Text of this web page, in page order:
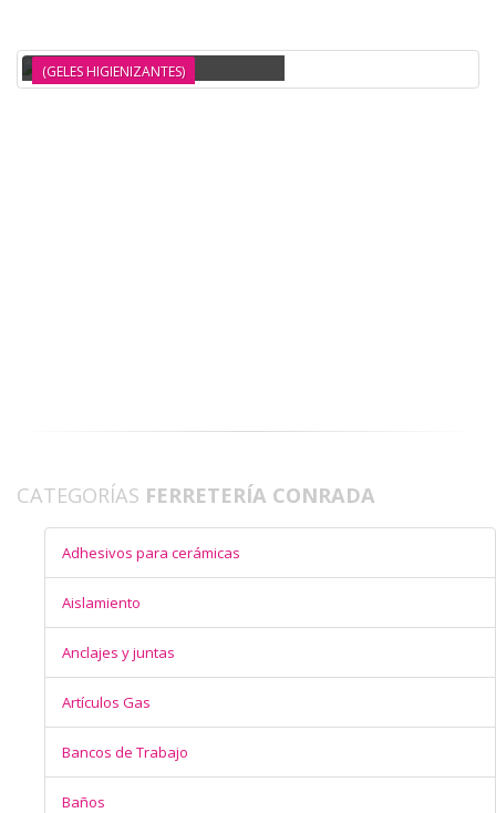
(GELES HIGIENIZANTES)
CATEGORÍAS FERRETERÍA CONRADA
Adhesivos para cerámicas
Aislamiento
Anclajes y juntas
Artículos Gas
Bancos de Trabajo
Baños